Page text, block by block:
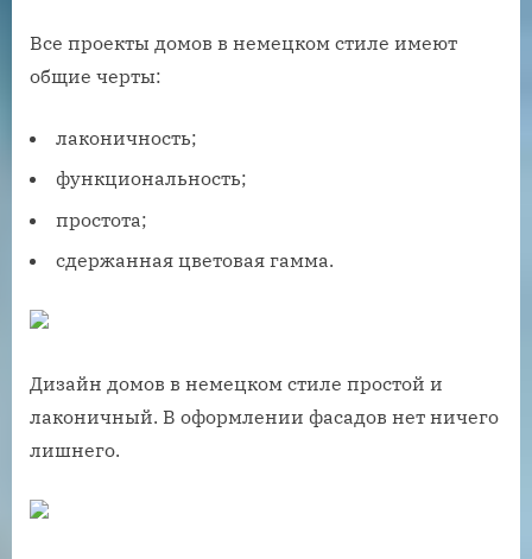
Все проекты домов в немецком стиле имеют
общие черты:
лаконичность;
функциональность;
простота;
сдержанная цветовая гамма.
Дизайн домов в немецком стиле простой и
лаконичный. В оформлении фасадов нет ничего
лишнего.